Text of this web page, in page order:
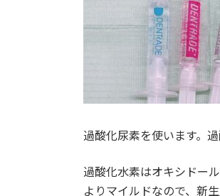
過酸化尿素を使います。
過酸化水素はオキシドー
よりマイルドなので、新